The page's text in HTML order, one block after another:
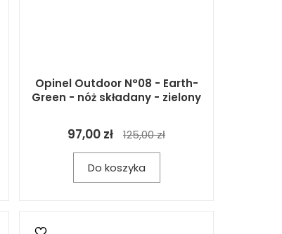
Opinel Outdoor N°08 - Earth-
Green - nóż składany - zielony
97,00 zł 125,00 zł
Do koszyka